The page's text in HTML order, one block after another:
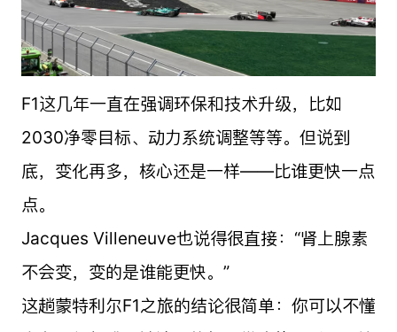
F1这几年一直在强调环保和技术升级，比如
2030净零目标、动力系统调整等等。但说到
底，变化再多，核心还是一样——比谁更快一点
点。
Jacques Villeneuve也说得很直接：“肾上腺素
不会变，变的是谁能更快。”
这趟蒙特利尔F1之旅的结论很简单：你可以不懂